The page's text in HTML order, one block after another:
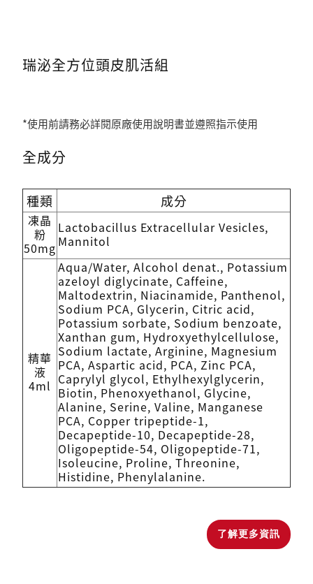
瑞泌全方位頭皮肌活組
*使用前請務必詳閱原廠使用說明書並遵照指示使用
全成分
種類 成分
凍晶
粉
50mg
Lactobacillus Extracellular Vesicles,
Mannitol
精華
液
4ml
Aqua/Water, Alcohol denat., Potassium
azeloyl diglycinate, Caffeine,
Maltodextrin, Niacinamide, Panthenol,
Sodium PCA, Glycerin, Citric acid,
Potassium sorbate, Sodium benzoate,
Xanthan gum, Hydroxyethylcellulose,
Sodium lactate, Arginine, Magnesium
PCA, Aspartic acid, PCA, Zinc PCA,
Caprylyl glycol, Ethylhexylglycerin,
Biotin, Phenoxyethanol, Glycine,
Alanine, Serine, Valine, Manganese
PCA, Copper tripeptide-1,
Decapeptide-10, Decapeptide-28,
Oligopeptide-54, Oligopeptide-71,
Isoleucine, Proline, Threonine,
Histidine, Phenylalanine.
了解更多資訊